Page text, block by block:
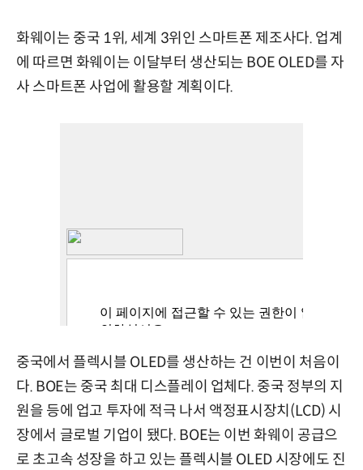
화웨이는 중국 1위, 세계 3위인 스마트폰 제조사다. 업계
에 따르면 화웨이는 이달부터 생산되는 BOE OLED를 자
사 스마트폰 사업에 활용할 계획이다.
중국에서 플렉시블 OLED를 생산하는 건 이번이 처음이
다. BOE는 중국 최대 디스플레이 업체다. 중국 정부의 지
원을 등에 업고 투자에 적극 나서 액정표시장치(LCD) 시
장에서 글로벌 기업이 됐다. BOE는 이번 화웨이 공급으
로 초고속 성장을 하고 있는 플렉시블 OLED 시장에도 진